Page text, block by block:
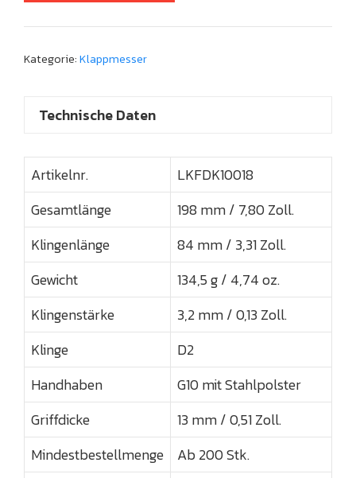
Kategorie:Klappmesser
Technische Daten
Artikelnr.
LKFDK10018
Gesamtlänge
198 mm / 7,80 Zoll.
Klingenlänge
84 mm / 3,31 Zoll.
Gewicht
134,5 g / 4,74 oz.
Klingenstärke
3,2 mm / 0,13 Zoll.
Klinge
D2
Handhaben
G10 mit Stahlpolster
Griffdicke
13 mm / 0,51 Zoll.
Mindestbestellmenge
Ab 200 Stk.